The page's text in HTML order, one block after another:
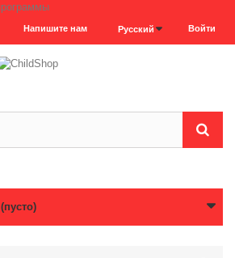
Войти
Русский
Напишите нам
(пусто)